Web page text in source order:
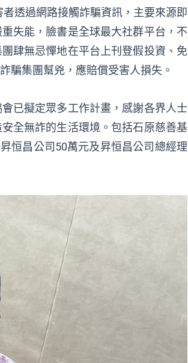
透過網路接觸詐騙資訊，主要來源即
失能，臉書是全球最大社群平台，不
肆無忌憚地在平台上刊登假投資、免
騙集團幫兇，應賠償受害人損失。
已擬定眾多工作計畫，感謝各界人士
全無詐的生活環境。包括石原慈善基
恒昌公司50萬元及昇恒昌公司總經理